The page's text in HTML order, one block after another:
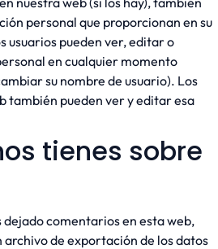
personal que proporcionan en su
usuarios pueden ver, editar o
en cualquier momento
su nombre de usuario). Los
también pueden ver y editar esa
tienes sobre
dejado comentarios en esta web,
de exportación de los datos